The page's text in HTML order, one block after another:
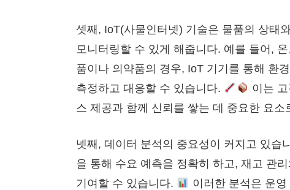
셋째, IoT(사물인터넷) 기술은 물품의 상태
모니터링할 수 있게 해줍니다. 예를 들어,
품이나 의약품의 경우, IoT 기기를 통해 환
측정하고 대응할 수 있습니다.
이는
스 제공과 함께 신뢰를 쌓는 데 중요한 요소
넷째, 데이터 분석의 중요성이 커지고 있습
을 통해 수요 예측을 정확히 하고, 재고 관
기여할 수 있습니다.
이러한 분석은 운